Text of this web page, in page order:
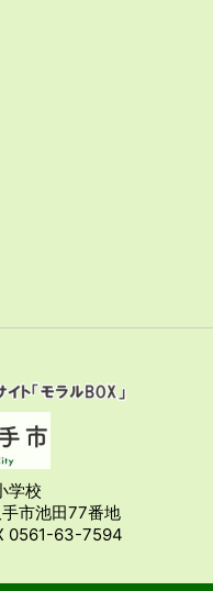
学校
市池田77番地
0561-63-7594